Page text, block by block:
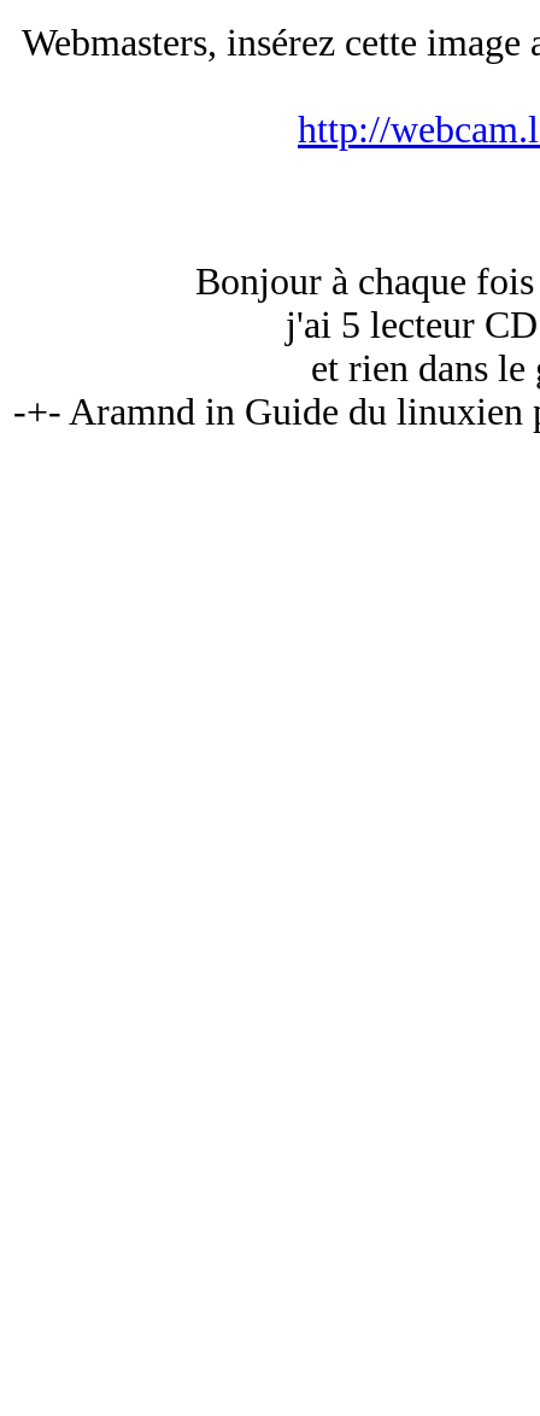
Webmasters, insérez cette
http://
Bonjour à chaque
j'ai 5 lecteur
et rien dans le
-+- Aramnd in Guide du linuxien